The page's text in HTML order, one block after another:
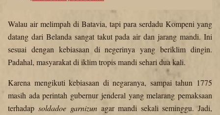
Walau air melimpah di Batavia, tapi para serdadu Kompeni yang
datang dari Belanda sangat takut pada air dan jarang mandi. Ini
sesuai dengan kebiasaan di negerinya yang beriklim dingin.
Padahal, masyarakat di iklim tropis mandi sehari dua kali.
Karena mengikuti kebiasaan di negaranya, sampai tahun 1775
masih ada perintah gubernur jenderal yang melarang pemaksaan
terhadap soldadoe garnizun agar mandi sekali seminggu. Jadi,